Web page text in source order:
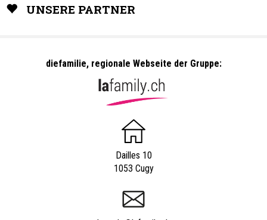
UNSERE PARTNER
diefamilie, regionale Webseite der Gruppe:
Dailles 10
1053 Cugy